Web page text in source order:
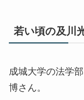
若い頃の及川
成城大学の法学
博さん。